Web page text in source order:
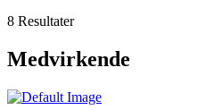
8 Resultater
Medvirkende